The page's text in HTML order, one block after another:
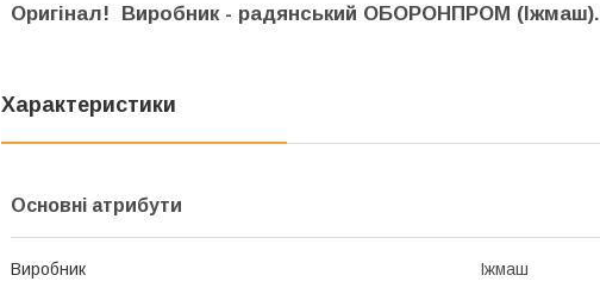
Оригінал! Виробник - радянський ОБОРОНПРОМ (Іжмаш).
Характеристики
Основні атрибути
Виробник Іжмаш